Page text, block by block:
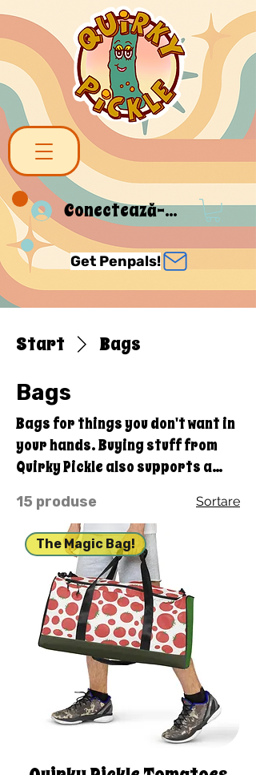
Conectează-te
Get Penpals!
Start Bags
Bags
Bags for things you don't want in
your hands. Buying stuff from
Quirky Pickle also supports a
corporate fancy, shmancy
office structure and overhead . .
. just groceries, electric bills,
and field trips. Thanks for your
support. Share our stuff!
15 produse Sortare
The Magic Bag!